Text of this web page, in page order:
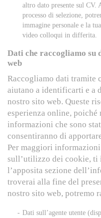
altro dato presente sul CV.
processo di selezione,
immagine personale e la
video colloqui in differita.
Dati che raccogliamo
web
Raccogliamo dati tramite
aiutano a identificarti e a
nostro sito web. Queste
esperienza online,
informazioni che sono
consentiranno di
Per maggiori
sull’utilizzo dei cookie, ti
l’apposita sezione
troverai alla fine del
nostro sito web, potremo
Dati sull’agente utente